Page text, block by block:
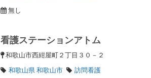
無し
看護ステーションアトム
和歌山市西紺屋町２丁目３０－２
和歌山県 和歌山市
訪問看護